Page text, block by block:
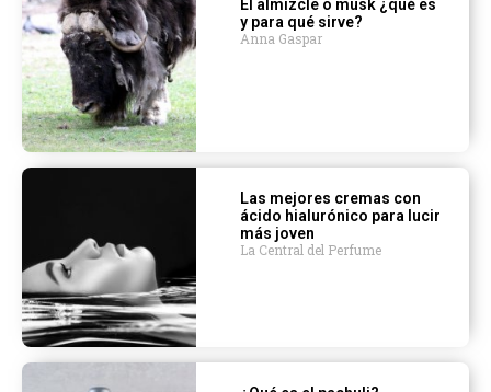
El almizcle o musk ¿qué es
y para qué sirve?
Anna Gaspar
Las mejores cremas con
ácido hialurónico para lucir
más joven
La Central del Perfume